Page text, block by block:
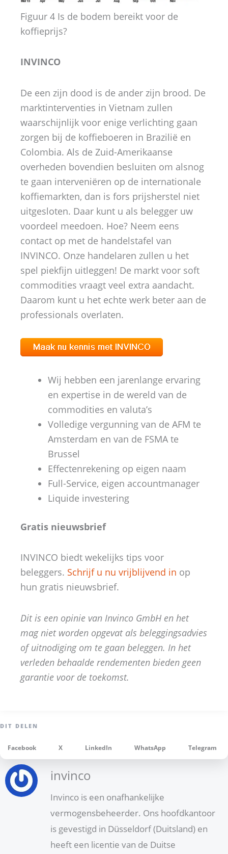
Figuur 4 Is de bodem bereikt voor de
koffieprijs?
INVINCO
De een zijn dood is de ander zijn brood. De
marktinterventies in Vietnam zullen
waarschijnlijk voor enige verlichting gaan
zorgen bij de koffieboeren in Brazilië en
Colombia. Als de Zuid-Amerikaanse
overheden bovendien besluiten om alsnog
te gaan interveniëren op de internationale
koffiemarkten, dan is fors prijsherstel niet
uitgesloten. Daar kunt u als belegger uw
voordeel meedoen. Hoe? Neem eens
contact op met de handelstafel van
INVINCO. Onze handelaren zullen u het
spel piekfijn uitleggen! De markt voor soft
commodities vraagt veel extra aandacht.
Daarom kunt u het echte werk beter aan de
professionals overlaten.
Wij hebben een jarenlange ervaring
en expertise in de wereld van de
commodities en valuta’s
Volledige vergunning van de AFM te
Amsterdam en van de FSMA te
Brussel
Effectenrekening op eigen naam
Full-Service, eigen accountmanager
Liquide investering
Gratis nieuwsbrief
INVINCO biedt wekelijks tips voor
beleggers. Schrijf u nu vrijblijvend in op
hun gratis nieuwsbrief.
Dit is een opinie van Invinco GmbH en het
mag niet worden opgevat als beleggingsadvies
of uitnodiging om te gaan beleggen. In het
verleden behaalde rendementen bieden geen
garantie voor de toekomst.
Facebook X LinkedIn WhatsApp Telegram
invinco
Invinco is een onafhankelijke
vermogensbeheerder. Ons hoofdkantoor
is gevestigd in Düsseldorf (Duitsland) en
heeft een licentie van de Duitse